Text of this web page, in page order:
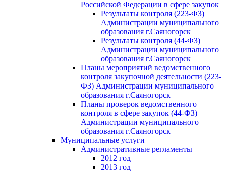
Российской Федерации в сфере закупок
Результаты контроля (223-ФЗ)
Администрации муниципального
образования г.Саяногорск
Результаты контроля (44-ФЗ)
Администрации муниципального
образования г.Саяногорск
Планы мероприятий ведомственного
контроля закупочной деятельности (223-
ФЗ) Администрации муниципального
образования г.Саяногорск
Планы проверок ведомственного
контроля в сфере закупок (44-ФЗ)
Администрации муниципального
образования г.Саяногорск
Муниципальные услуги
Административные регламенты
2012 год
2013 год